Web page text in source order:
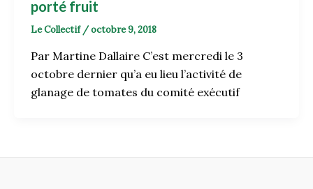
porté fruit
Le Collectif /octobre 9, 2018
Par Martine Dallaire C’est mercredi le 3
octobre dernier qu’a eu lieu l’activité de
glanage de tomates du comité exécutif